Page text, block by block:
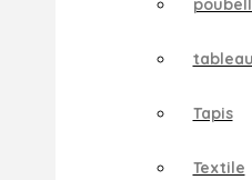
tableau
Tapis
Textile